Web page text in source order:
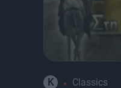
K Classics